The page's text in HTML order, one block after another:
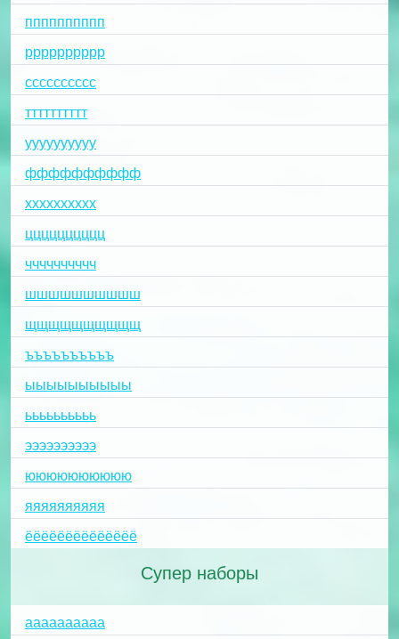
пппппппппп
рррррррррр
сссссссссс
тттттттттт
уууууууууу
фффффффффф
хххххххххх
цццццццццц
чччччччччч
шшшшшшшшшш
щщщщщщщщщщ
ъъъъъъъъъъ
ыыыыыыыыыы
ьььььььььь
ээээээээээ
юююююююююю
яяяяяяяяяя
ёёёёёёёёёёёёёё
Супер наборы
aaaaaaaaaa